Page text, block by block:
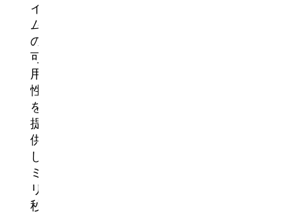
イ
ム
の
可
用
性
を
提
供
し、
ミ
リ
秒